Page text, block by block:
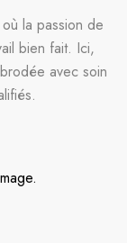
la passion de
bien fait. Ici,
avec soin